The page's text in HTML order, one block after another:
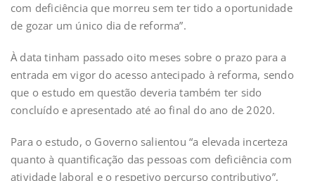
com deficiência que morreu sem ter tido a oportunidade
de gozar um único dia de reforma”.
À data tinham passado oito meses sobre o prazo para a
entrada em vigor do acesso antecipado à reforma, sendo
que o estudo em questão deveria também ter sido
concluído e apresentado até ao final do ano de 2020.
Para o estudo, o Governo salientou “a elevada incerteza
quanto à quantificação das pessoas com deficiência com
atividade laboral e o respetivo percurso contributivo”,